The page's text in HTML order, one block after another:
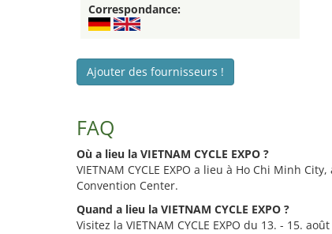
Correspondance:
Ajouter des fournisseurs !
FAQ
Où a lieu la VIETNAM CYCLE EXPO ?
VIETNAM CYCLE EXPO a lieu à Ho Chi Minh
Convention Center.
Quand a lieu la VIETNAM CYCLE EXPO ?
Visitez la VIETNAM CYCLE EXPO du 13. - 15.